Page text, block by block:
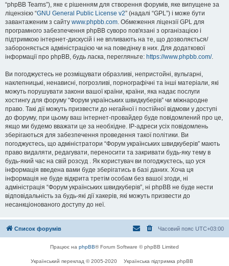
“phpBB Teams”), яке є рішенням для створення форумів, яке випущене за
ліцензією “GNU General Public License v2” (надалі “GPL”) і може бути
завантаженим з сайту www.phpbb.com. Обмеження ліцензії GPL для
програмного забезпечення phpBB суворо пов'язані з організацією і
підтримкою інтернет-дискусій і не впливають на те, що дозволяється/
забороняється адміністрацією чи на поведінку в них. Для додаткової
інформації про phpBB, будь ласка, перегляньте: https://www.phpbb.com/.
Ви погоджуєтесь не розміщувати образливі, непристойні, вульгарні,
наклепницькі, ненависні, погрозливі, порнографічні та інші матеріали, які
можуть порушувати закони вашої країни, країни, яка надає послуги
хостингу для форуму “Форум українських швидкуберів” чи міжнародне
право. Такі дії можуть призвести до негайної і постійної відмови у доступі
до форуму, при цьому ваш інтернет-провайдер буде повідомлений про це,
якщо ми будемо вважати це за необхідне. IP-адреси усіх повідомлень
зберігаються для забезпечення проведення такої політики. Ви
погоджуєтесь, що адміністратори “Форум українських швидкуберів” мають
право видаляти, редагувати, переносити та закривати будь-яку тему в
будь-який час на свій розсуд . Як користувач ви погоджуєтесь, що уся
інформація введена вами буде зберігатись в базі даних. Хоча ця
інформація не буде відкрита третім особам без вашої згоди, ні
адміністрація “Форум українських швидкуберів”, ні phpBB не буде нести
відповідальність за будь-які дії хакерів, які можуть призвести до
несанкціонованого доступу до неї.
Список форумів Часовий пояс UTC+03:00
Працює на phpBB® Forum Software © phpBB Limited
Український переклад © 2005-2020 Українська підтримка phpBB